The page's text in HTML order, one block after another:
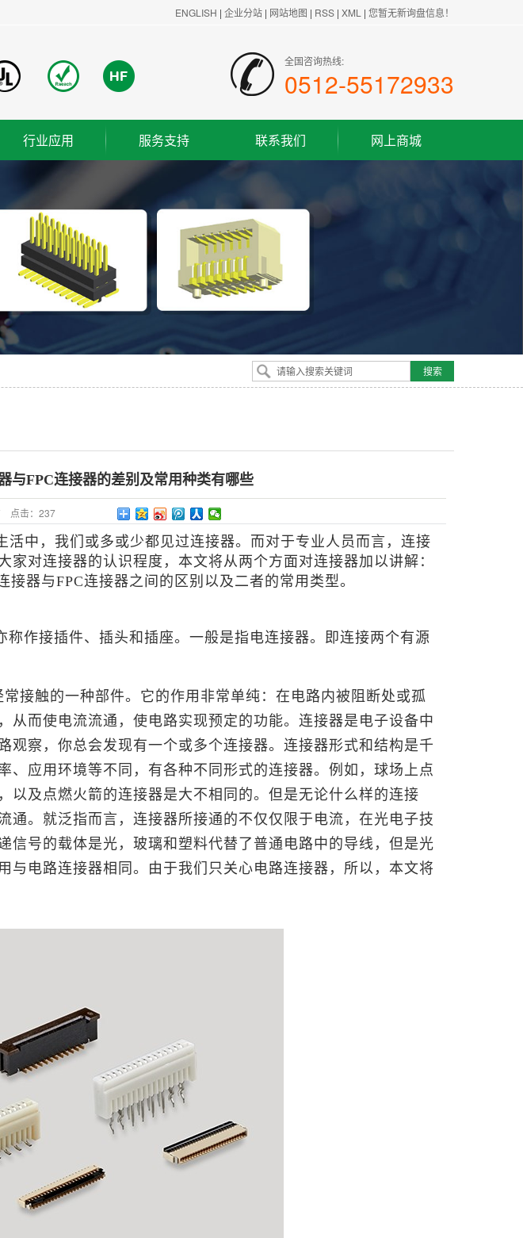
ENGLISH | 企业分站 | 网站地图 | RSS | XML | 您暂无新询盘信息！
全国咨询热线:
0512-55172933
行业应用
成功案例
服务支持
联系我们
联系方式
客户留言
网上商城
与FPC连接器的差别及常用种类有哪些
点击： 237
活中，我们或多或少都见过连接器。而对于专业人员而言，连接
家对连接器的认识程度，本文将从两个方面对连接器加以讲解：
接器与FPC连接器之间的区别以及二者的常用类型。
称作接插件、插头和插座。一般是指电连接器。即连接两个有源
接触的一种部件。它的作用非常单纯：在电路内被阻断处或孤
从而使电流流通，使电路实现预定的功能。连接器是电子设备中
观察，你总会发现有一个或多个连接器。连接器形式和结构是千
、应用环境等不同，有各种不同形式的连接器。例如，球场上点
以及点燃火箭的连接器是大不相同的。但是无论什么样的连接
通。就泛指而言，连接器所接通的不仅仅限于电流，在光电子技
信号的载体是光，玻璃和塑料代替了普通电路中的导线，但是光
与电路连接器相同。由于我们只关心电路连接器，所以，本文将